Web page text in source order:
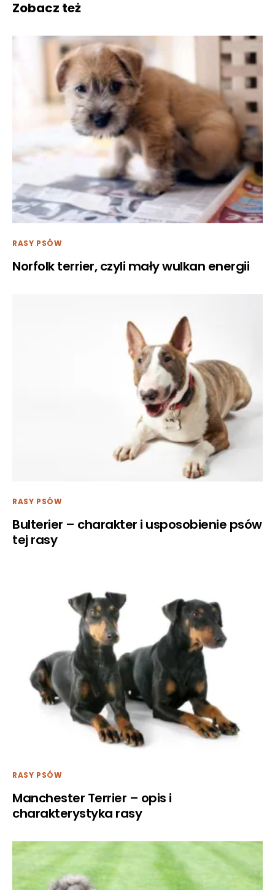
Zobacz też
RASY PSÓW
Norfolk terrier, czyli mały wulkan energii
RASY PSÓW
Bulterier – charakter i usposobienie psów
tej rasy
RASY PSÓW
Manchester Terrier – opis i
charakterystyka rasy